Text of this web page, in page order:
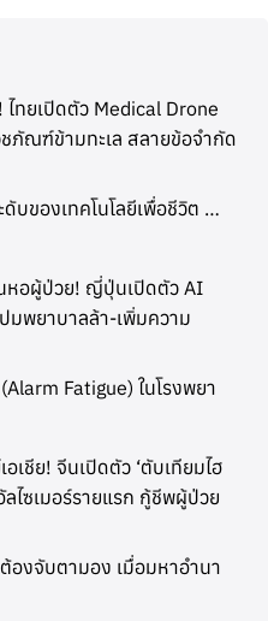
ไทยเปิดตัว Medical Drone
ภัณฑ์ข้ามทะเล สลายข้อจำกัด
บของเทคโนโลยีเพื่อชีวิต …
หอผู้ป่วย! ญี่ปุ่นเปิดตัว AI
ปมพยาบาลล้า-เพิ่มความ
Fatigue) ในโรงพยา
เชีย! จีนเปิดตัว ‘ตับเทียมไฮ
ลไซเมอร์รายแรก กู้ชีพผู้ป่วย
องจับตามอง เมื่อมหาอำนา